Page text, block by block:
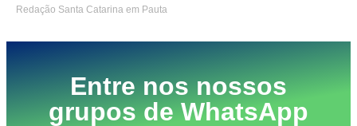
Redação Santa Catarina em Pauta
Entre nos nossos
grupos de WhatsApp